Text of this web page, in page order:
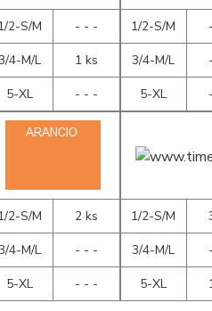
2-S/M
- - -
4-M/L
1 ks
5-XL
- - -
1/2-S/M
3/4-M/L
5-XL
2-S/M
2 ks
4-M/L
- - -
5-XL
- - -
1/2-S/M
3/4-M/L
5-XL